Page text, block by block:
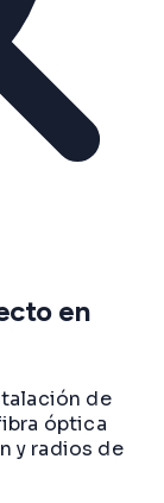
en
de
óptica
y radios de